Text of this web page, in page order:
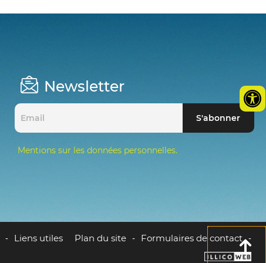
Newsletter
Mentions sur les données personnelles.
- Liens utiles Plan du site - Formulaires de contact -